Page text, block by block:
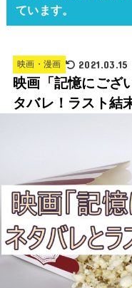
ています。
映画・漫画 2021.03.15
映画「記憶にござ
タバレ！ラスト結